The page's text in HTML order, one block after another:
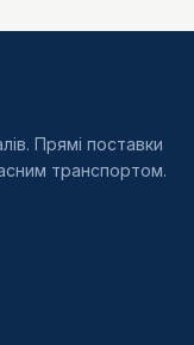
Прямі поставки
транспортом.